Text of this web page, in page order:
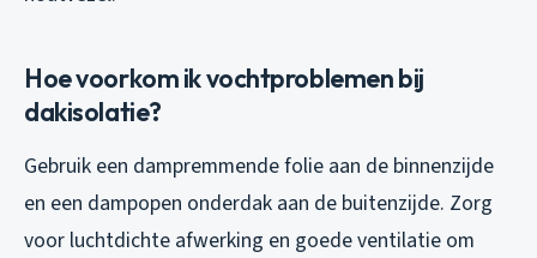
Hoe voorkom ik vochtproblemen bij
dakisolatie?
Gebruik een dampremmende folie aan de binnenzijde
en een dampopen onderdak aan de buitenzijde. Zorg
voor luchtdichte afwerking en goede ventilatie om